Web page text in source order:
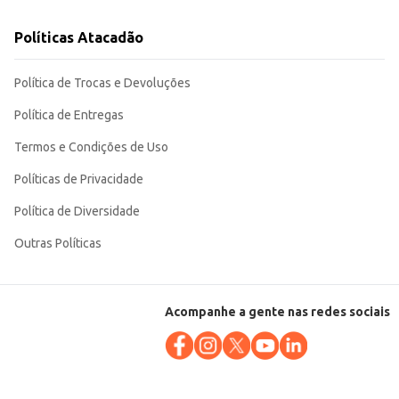
Políticas Atacadão
Política de Trocas e Devoluções
Política de Entregas
Termos e Condições de Uso
Políticas de Privacidade
Política de Diversidade
Outras Políticas
Acompanhe a gente nas redes sociais